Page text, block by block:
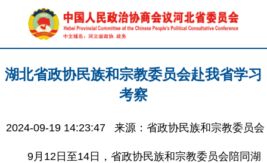
湖北省政协民族和宗教委员会赴我省学习
考察
2024-09-19 14:23:47 来源：省政协民族和宗教委员会
9月12日至14日，省政协民族和宗教委员会陪同湖